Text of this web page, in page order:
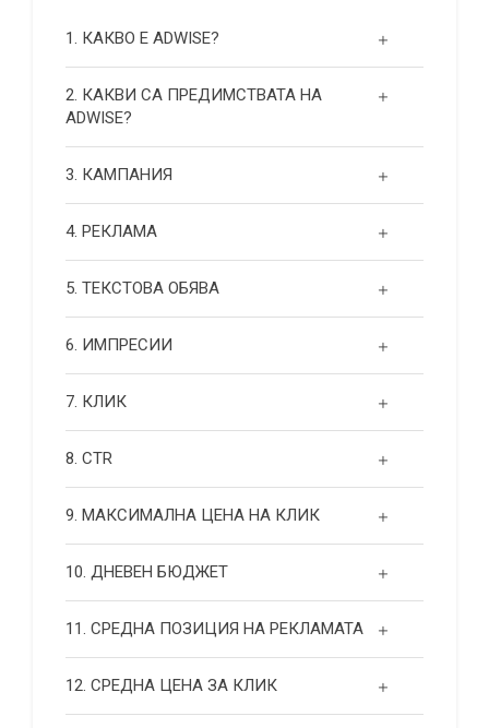
1. КАКВО Е ADWISE?
2. КАКВИ СА ПРЕДИМСТВАТА НА
ADWISE?
3. КАМПАНИЯ
4. РЕКЛАМА
5. ТЕКСТОВА ОБЯВА
6. ИМПРЕСИИ
7. КЛИК
8. CTR
9. МАКСИМАЛНА ЦЕНА НА КЛИК
10. ДНЕВЕН БЮДЖЕТ
11. СРЕДНА ПОЗИЦИЯ НА РЕКЛАМАТА
12. СРЕДНА ЦЕНА ЗА КЛИК